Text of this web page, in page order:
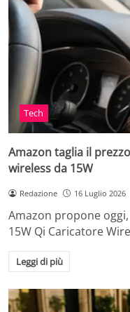
Tech
Amazon taglia il
wireless da 15W
Redazione 16 Luglio 2026
Amazon propone
15W Qi Caricatore
Leggi di più